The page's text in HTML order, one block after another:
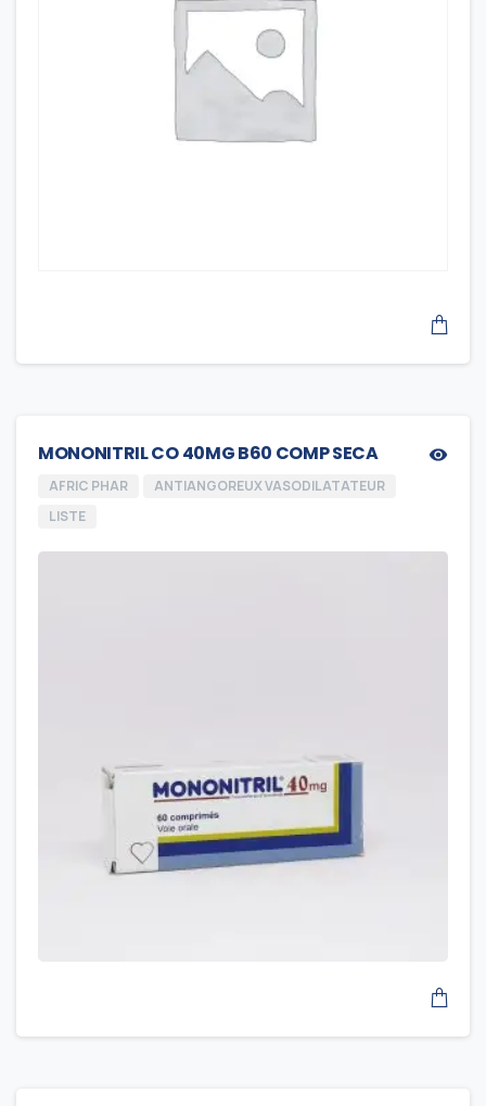
MONONITRIL CO 40MG B60 COMP SECA
AFRIC PHAR
ANTIANGOREUX VASODILATATEUR
LISTE